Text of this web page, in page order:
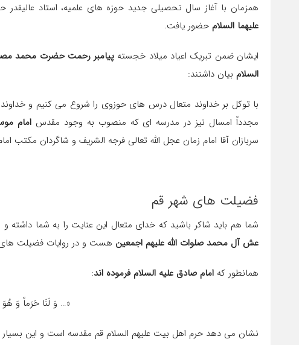
همزمان با آغاز سال تحصیلی جدید حوزه های علمیه، استاد
علیهما السلام حضور یافت.
ایشان ضمن تبریک اعیاد میلاد خجسته پیامبر رحمت حضرت محمد
السلام بیان داشتند:
با توکل بر خداوند متعال درس های حوزوی را شروع می کنیم و
مجدداً امسال نیز در مدرسه ای که منصوب به وجود مقدس امام
سربازان آقا امام زمان عجل الله تعالی فرجه الشریف و شاگردان مکتب
فضیلت های شهر قم
شما هم باید شاکر باشید که خدای متعال این عنایت را به شما
عش آل محمد صلوات الله علیهم اجمعین هست و در روایات فضیلت
همانطور که امام صادق علیه السلام فرموده اند:
«… وَ لَنَا حَرَماً وَ هُوَ
نشان می دهد حرم اهل بیت علیهم السلام قم مقدسه است و این